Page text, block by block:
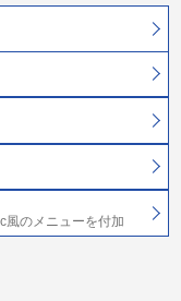
風のメニューを付加